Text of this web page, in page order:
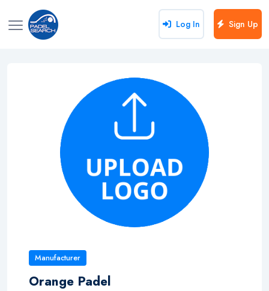
Log In Sign Up
Manufacturer
Orange Padel